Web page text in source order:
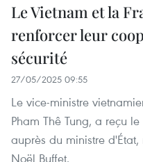
Le Vietnam et la
renforcer leur
sécurité
27/05/2025 09:55
Le vice-ministre
Pham Thê Tung, a reçu
auprès du ministre d'État,
Noël Buffet.